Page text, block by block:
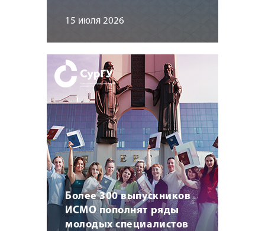
15 июля 2026
Более 300 выпускников
ИСМО пополнят ряды
молодых специалистов